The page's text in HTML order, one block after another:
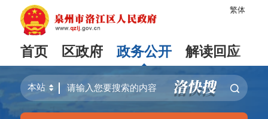
繁体
首页 区政府 政务公开 解读回应